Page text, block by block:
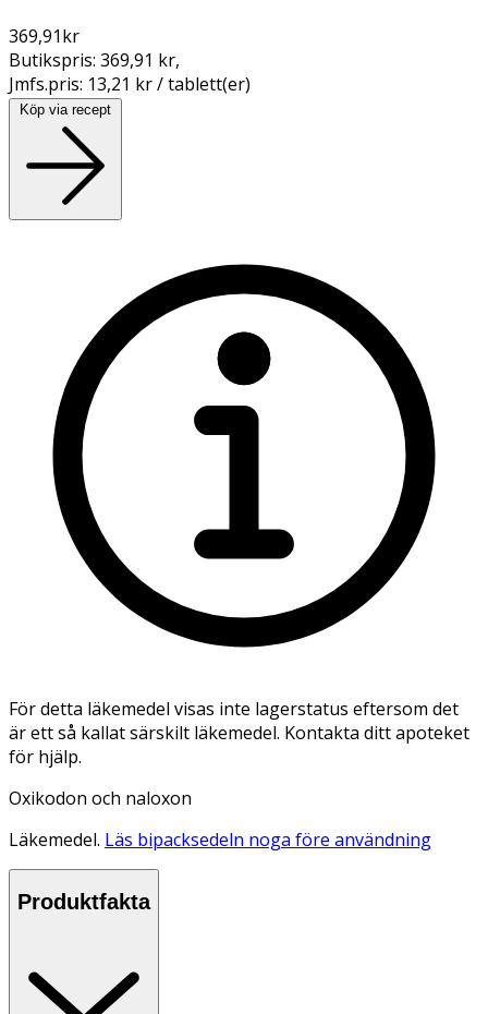
369,91kr
Butikspris: 369,91 kr,
Jmfs.pris: 13,21 kr / tablett(er)
Köp via recept
För detta läkemedel visas inte lagerstatus eftersom det
är ett så kallat särskilt läkemedel. Kontakta ditt apoteket
för hjälp.
Oxikodon och naloxon
Läkemedel. Läs bipacksedeln noga före användning
Produktfakta